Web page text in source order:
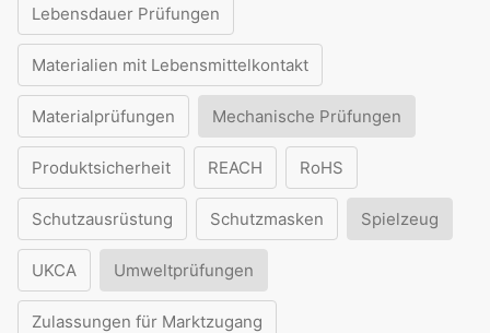
Lebensdauer Prüfungen
Materialien mit Lebensmittelkontakt
Materialprüfungen Mechanische Prüfungen
Produktsicherheit REACH RoHS
Schutzausrüstung Schutzmasken Spielzeug
UKCA Umweltprüfungen
Zulassungen für Marktzugang